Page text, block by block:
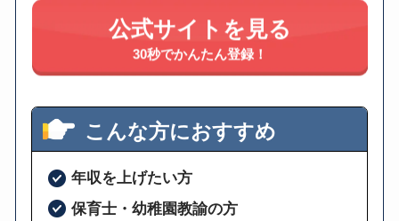
公式サイトを見る
30秒でかんたん登録！
こんな方におすすめ
年収を上げたい方
保育士・幼稚園教諭の方